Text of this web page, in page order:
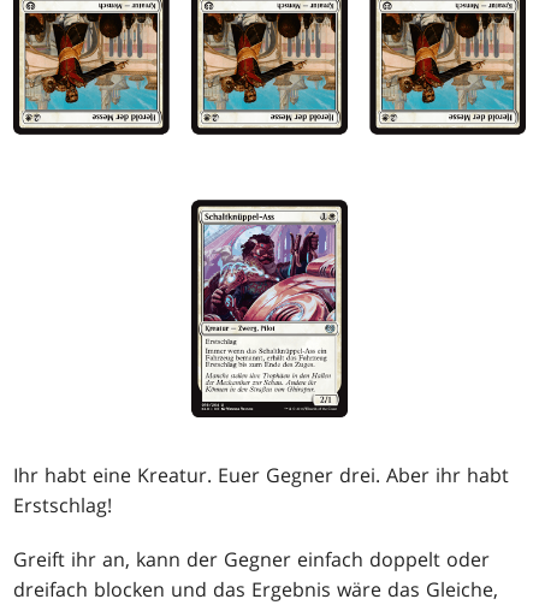
Ihr habt eine Kreatur. Euer Gegner drei. Aber ihr habt
Erstschlag!
Greift ihr an, kann der Gegner einfach doppelt oder
dreifach blocken und das Ergebnis wäre das Gleiche,